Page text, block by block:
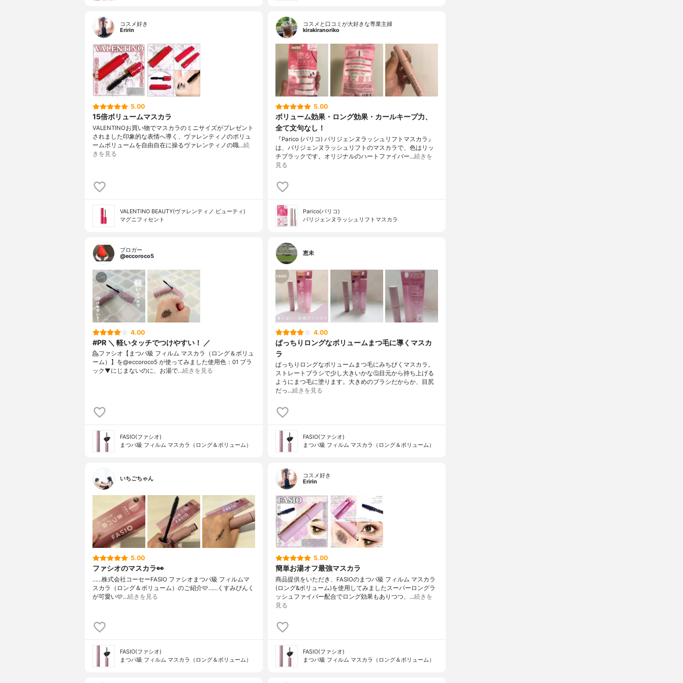
コスメ好き
Eririn
5.00
15倍ボリュームマスカラ
VALENTINOお買い物でマスカラのミニサイズがプレゼント
されました印象的な表情へ導く、ヴァレンティノのボリュ
ームボリュームを自由自在に操るヴァレンティノの職…続
きを見る
VALENTINO BEAUTY(ヴァレンティノ ビューティ)
マグニフィセント
コスメと口コミが大好きな専業主婦
kirakiranoriko
5.00
ボリューム効果・ロング効果・カールキープ力、
全て文句なし！
『Parico (パリコ) パリジェンヌラッシュリフトマスカラ』
は、パリジェンヌラッシュリフトのマスカラで、色はリッ
チブラックです。オリジナルのハートファイバー…続きを
見る
Parico(パリコ)
パリジェンヌラッシュリフトマスカラ
ブロガー
@eccoroco5
4.00
#PR ＼ 軽いタッチでつけやすい！ ／
💁ファシオ【まつパ級 フィルム マスカラ（ロング＆ボリュ
ーム）】を@eccoroco5 が使ってみました⁡使用色：01 ブラ
ック⁡⁡▼⁡⁡にじまないのに、お湯で…続きを見る
FASIO(ファシオ)
まつパ級 フィルム マスカラ（ロング＆ボリューム）
恵未
4.00
ぱっちりロングなボリュームまつ毛に導くマスカ
ラ
ぱっちりロングなボリュームまつ毛にみちびくマスカラ。
ストレートブラシで少し大きいかな🤔目元から持ち上げる
ようにまつ毛に塗ります。大きめのブラシだからか、目尻
だっ…続きを見る
FASIO(ファシオ)
まつパ級 フィルム マスカラ（ロング＆ボリューム）
いちごちゃん
5.00
ファシオのマスカラ👀
……⁡⁡株式会社コーセー⁡⁡FASIO ファシオ⁡⁡まつパ級 フィルムマ
スカラ⁡⁡（ロング＆ボリューム）⁡⁡のご紹介🩷️⁡⁡……⁡⁡くすみぴんく
が可愛い🩷️⁡⁡…続きを見る
FASIO(ファシオ)
まつパ級 フィルム マスカラ（ロング＆ボリューム）
コスメ好き
Eririn
5.00
簡単お湯オフ最強マスカラ
商品提供をいただき、FASIOのまつパ級 フィルム マスカラ
(ロング&ボリューム)を使用してみましたスーパーロングラ
ッシュファイバー配合でロング効果もありつつ、…続きを
見る
FASIO(ファシオ)
まつパ級 フィルム マスカラ（ロング＆ボリューム）